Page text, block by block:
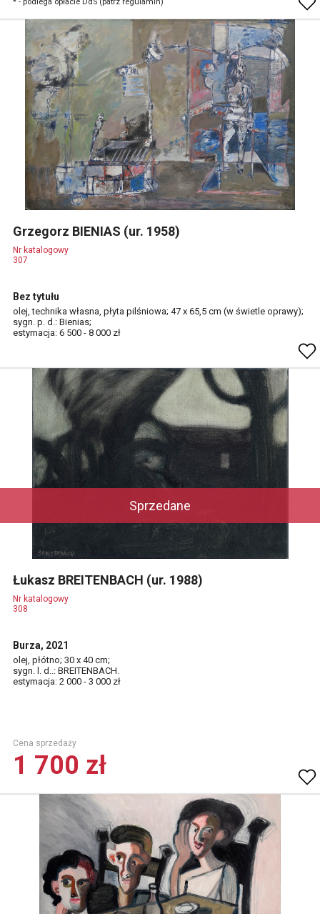
Grzegorz BIENIAS (ur. 1958)
Nr katalogowy
307
Bez tytułu
olej, technika własna, płyta pilśniowa; 47 x 65,5 cm (w świetle oprawy);
sygn. p. d.: Bienias;
estymacja: 6 500 - 8 000 zł
Sprzedane
Łukasz BREITENBACH (ur. 1988)
Nr katalogowy
308
Burza, 2021
olej, płótno; 30 x 40 cm;
sygn. l. d..: BREITENBACH.
estymacja: 2 000 - 3 000 zł
Cena sprzedaży
1 700 zł